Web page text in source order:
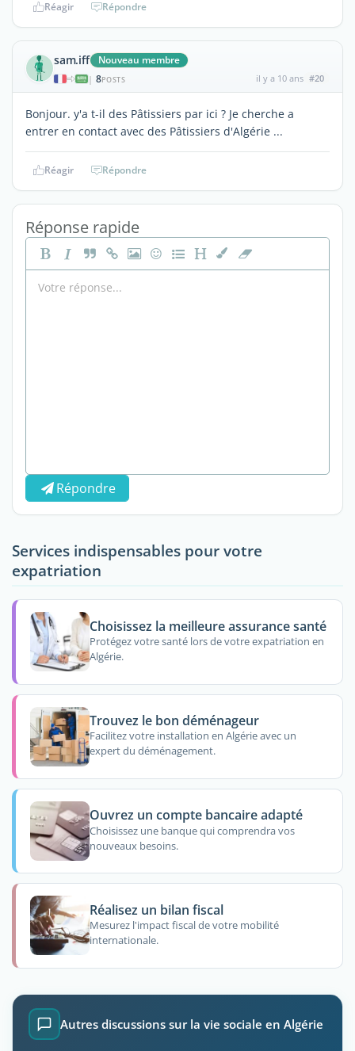
Réagir Répondre
sam.iff Nouveau membre
| 8POSTS il y a 10 ans #20
Bonjour. y'a t-il des Pâtissiers par ici ? Je cherche a
entrer en contact avec des Pâtissiers d'Algérie ...
Réagir Répondre
Réponse rapide
Répondre
Services indispensables pour votre
expatriation
Choisissez la meilleure assurance santé
Protégez votre santé lors de votre expatriation en
Algérie.
Trouvez le bon déménageur
Facilitez votre installation en Algérie avec un
expert du déménagement.
Ouvrez un compte bancaire adapté
Choisissez une banque qui comprendra vos
nouveaux besoins.
Réalisez un bilan fiscal
Mesurez l'impact fiscal de votre mobilité
internationale.
Autres discussions sur la vie sociale en Algérie